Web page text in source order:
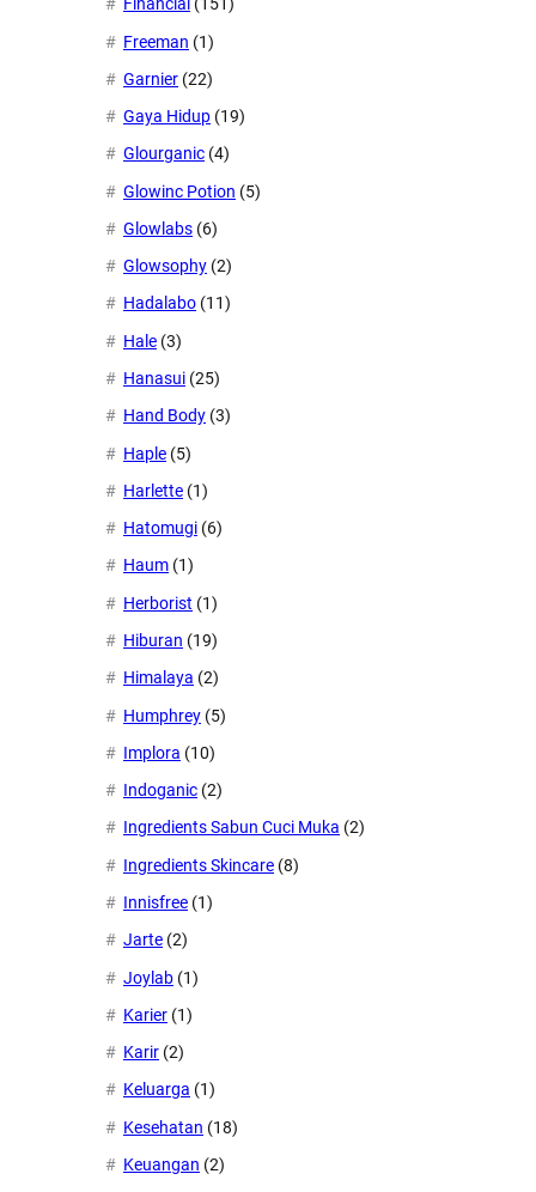
Financial (151)
Freeman (1)
Garnier (22)
Gaya Hidup (19)
Glourganic (4)
Glowinc Potion (5)
Glowlabs (6)
Glowsophy (2)
Hadalabo (11)
Hale (3)
Hanasui (25)
Hand Body (3)
Haple (5)
Harlette (1)
Hatomugi (6)
Haum (1)
Herborist (1)
Hiburan (19)
Himalaya (2)
Humphrey (5)
Implora (10)
Indoganic (2)
Ingredients Sabun Cuci Muka (2)
Ingredients Skincare (8)
Innisfree (1)
Jarte (2)
Joylab (1)
Karier (1)
Karir (2)
Keluarga (1)
Kesehatan (18)
Keuangan (2)